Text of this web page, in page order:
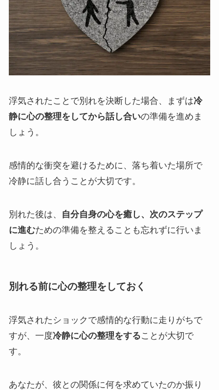
浮気されたことで別れを決断した場合、まずは冷
静に心の整理をしてから話し合いの準備を進めま
しょう。
感情的な衝突を避けるために、落ち着いた場所で
冷静に話し合うことが大切です。
別れた後は、
自分自身の心を癒し、次のステップ
に進むための準備を整えることも忘れずに行いま
しょう。
別れる前に心の整理をしておく
浮気されたショックで感情的な行動に走りがちで
すが、一度冷静に心の整理をすることが大切で
す。
あなたが、彼との関係に何を求めていたのか振り